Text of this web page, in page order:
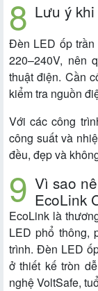
Lưu ý
Đèn LED ốp
220–240V, nên
thuật điện. Cần
kiểm tra nguồn
Với các công
công suất và
đều, đẹp và
Vì sao
EcoLink
EcoLink là
LED phổ thông,
trình. Đèn LED
ở thiết kế tròn
nghệ VoltSafe,